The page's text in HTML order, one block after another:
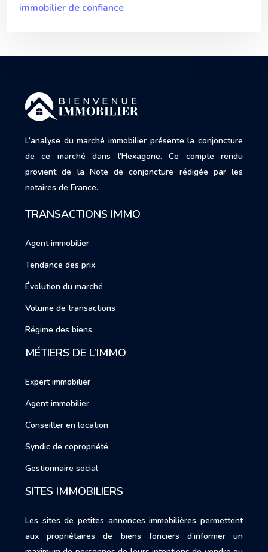
immobilier de confiance
L’analyse du marché immobilier présente la conjoncture
de ce marché dans l’Hexagone. Ce compte rendu
provient de la Note de conjoncture rédigée par les
notaires de France.
TRANSACTIONS IMMO
Agent immobilier
Tendance des prix
Évolution du marché
Volume de transactions
Régime des biens
MÉTIERS DE L’IMMO
Expert immobilier
Agent immobilier
Conseiller en location
Syndic de copropriété
Gestionnaire social
SITES IMMOBILIERS
Les sites de petites annonces immobilières permettent
aux propriétaires de biens fonciers d’informer un